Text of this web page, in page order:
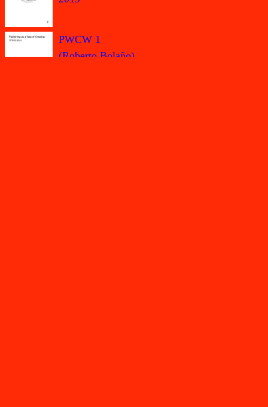
PWCW 1
(Roberto Bolaño)